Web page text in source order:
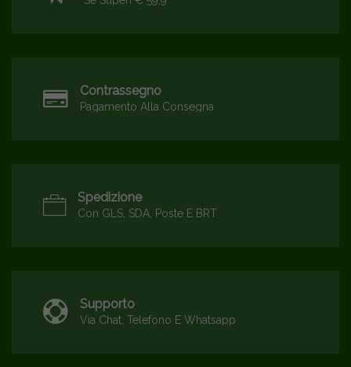
Contrassegno
Pagamento Alla Consegna
Spedizione
Con GLS, SDA, Poste E BRT
Supporto
Via Chat, Telefono E Whatsapp